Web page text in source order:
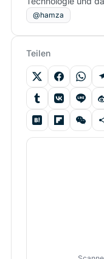
@hamza
Teilen